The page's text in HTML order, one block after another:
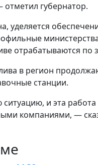
губернатор.
уделяется
отрабатываются по
в регион
станции.
и эта
компаниями, —